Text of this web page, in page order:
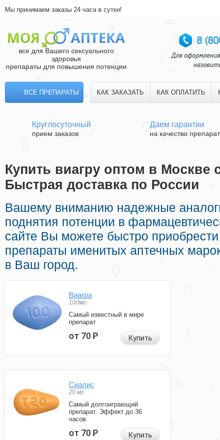
Мы принимаем заказы 24 часа в сутки!
все для Вашего сексуального
здоровья
препараты для повышения потенции
ВСЕ ПРЕПАРАТЫ КАК ЗАКАЗАТЬ КАК ОПЛАТИТЬ
Круглосуточный
прием заказов
Даем гарантии
на качество
Купить виагру оптом в Москве
Быстрая доставка по России
Вашему вниманию надежные
поднятия потенции в
сайте Вы можете быстро
препараты именитых аптечных
в Ваш город.
Виагра
100мг
Самый известный в мире
препарат
от 70Р Купить
Сиалис
20 мг
Самый долгоиграющий
препарат. Эффект до 36
часов.
от 70Р Купить